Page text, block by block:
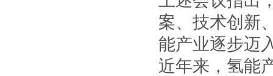
案、技术创新
能产业逐步迈
近年来，氢能